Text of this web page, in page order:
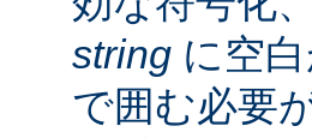
string に空
で囲む必要